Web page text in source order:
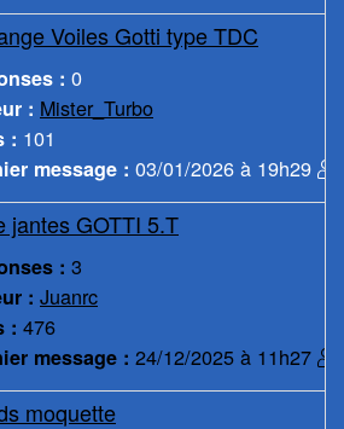
Voiles Gotti type TDC
: 0
: Mister_Turbo
: 101
message : 03/01/2026 à 19h29
jantes GOTTI 5.T
: 3
: Juanrc
: 476
message : 24/12/2025 à 11h27
moquette